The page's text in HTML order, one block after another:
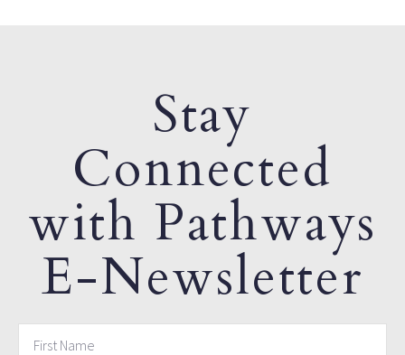
Stay
Connected
with Pathways
E-Newsletter